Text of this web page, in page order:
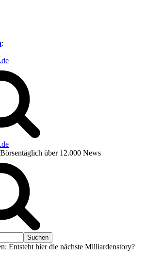
:
über 12.000 News
Entsteht hier die nächste Milliardenstory?